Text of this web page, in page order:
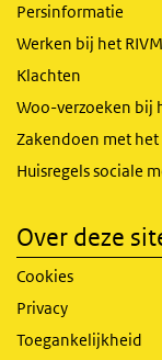
Persinformatie
Werken bij het RIVM
Klachten
Woo-verzoeken bij
Zakendoen met het
Huisregels sociale
Over deze
Cookies
Privacy
Toegankelijkheid